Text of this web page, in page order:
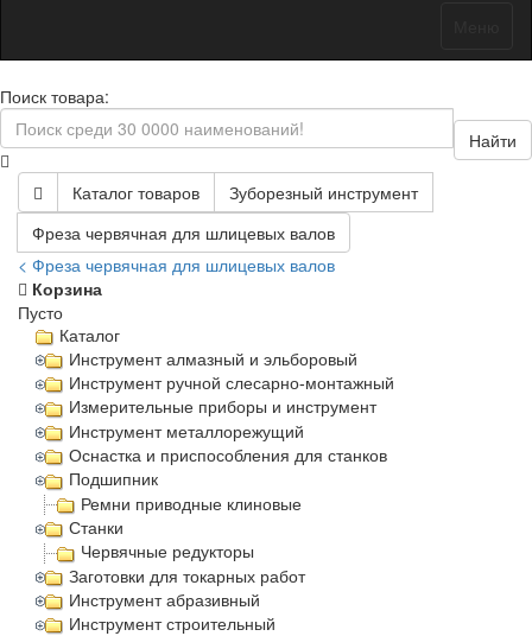
Поиск товара:
Найти
Каталог товаров
Зуборезный инструмент
Фреза червячная для шлицевых валов
< Фреза червячная для шлицевых валов
Корзина
Пусто
Каталог
Инструмент алмазный и эльборовый
Инструмент ручной слесарно-монтажный
Измерительные приборы и инструмент
Инструмент металлорежущий
Оснастка и приспособления для станков
Подшипник
Ремни приводные клиновые
Станки
Червячные редукторы
Заготовки для токарных работ
Инструмент абразивный
Инструмент строительный